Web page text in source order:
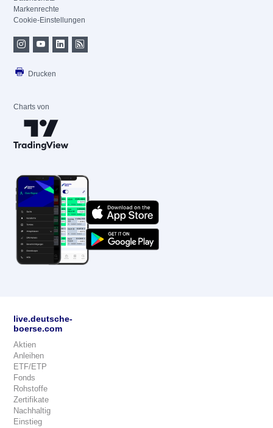
Markenrechte
Cookie-Einstellungen
Drucken
Charts von
live.deutsche-
boerse.com
Aktien
Anleihen
ETF/ETP
Fonds
Rohstoffe
Zertifikate
Nachhaltig
Einstieg